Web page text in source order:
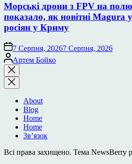
Морські дрони з FPV на
показало, як новітні Magura
росіян у Криму
7 Серпня, 20267 Серпня, 2026
Опубліковано
Артем Бойко
Закрити
пошук
About
Blog
Home
Home
Зв’язок
Всі права захищено. Тема NewsBerry